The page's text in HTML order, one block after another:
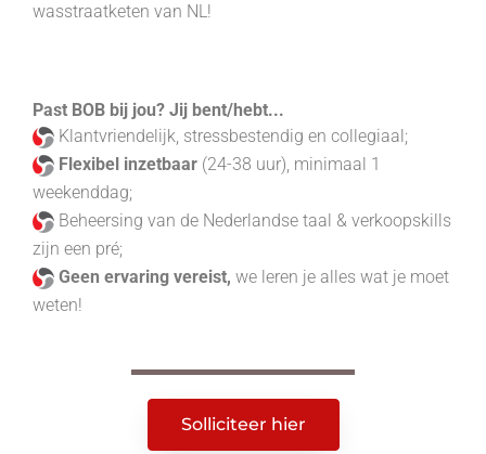
wasstraatketen van NL!
Past BOB bij jou? Jij bent/hebt...
Klantvriendelijk, stressbestendig en collegiaal;
Flexibel inzetbaar (24-38 uur), minimaal 1
weekenddag;
Beheersing van de Nederlandse taal & verkoopskills
zijn een pré;
Geen ervaring vereist, we leren je alles wat je moet
weten!
Solliciteer hier